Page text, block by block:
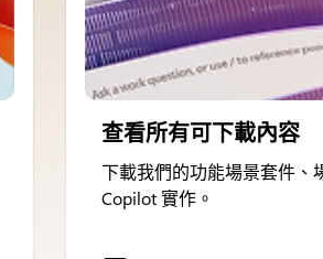
查看所有可下載內容
下載我們的功能場景套件、
Copilot 實作。